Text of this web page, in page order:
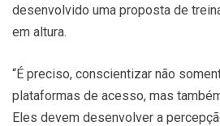
desenvolvido uma proposta de
em altura.
“É preciso, conscientizar não
plataformas de acesso, mas
Eles devem desenvolver a